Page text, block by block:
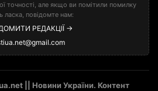
точності, але якщо ви помітили помилку
ласка, повідомте нам:
РЕДАКЦІЇ →
|| Новини України. Контент